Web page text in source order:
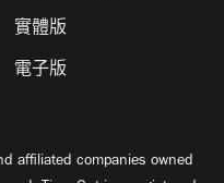
實體版
電子版
affiliated companies owned